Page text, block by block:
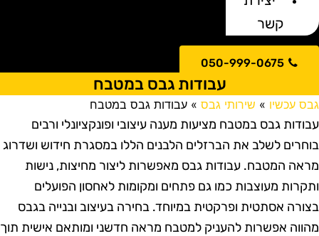
קשר
050-999-0675
עבודות גבס במטבח
עכשיו» שירותי גבס» עבודות גבס במטבח
גבס במטבח מציעות מענה עיצובי ופונקציונלי ורבים
לשלב את הברזלים הלבנים הללו במסגרת חידוש ושדרוג
המטבח. עבודות גבס מאפשרות ליצור מחיצות, נישות
מעוצבות כמו גם פתחים ומקומות לאחסון הפועלים
אסתטית ופרקטית במיוחד. בחירה בעיצוב ובנייה בגבס
אפשרות להעניק למטבח מראה חדשני ומותאם אישית תוך